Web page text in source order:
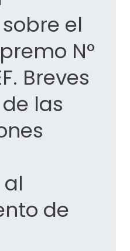
el
N°
Breves
las
de